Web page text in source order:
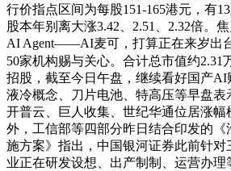
行价指点区间为每股151-165港元，有
股本年别离大涨3.42、2.51、2.32倍。
AI Agent——AI麦可，打算正在来岁出
50家机构赐与关心。合计总市值约2.31
招股，截至今日午盘，继续看好国产AI
液冷概念、刀片电池、特高压等早盘表
开普云、巨人收集、世纪华通位居涨
外，工信部等四部分昨日结合印发的
施方案》指出，中国银河证券此前针对
业正在研发设想、出产制制、运营办理